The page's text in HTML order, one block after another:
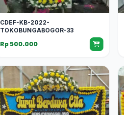
CDEF-KB-2022-
TOKOBUNGABOGOR-33
Rp 500.000